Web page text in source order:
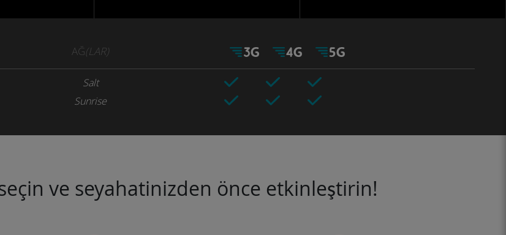
AĞ(LAR)
Salt
Sunrise
ve seyahatinizden önce etkinleştirin!